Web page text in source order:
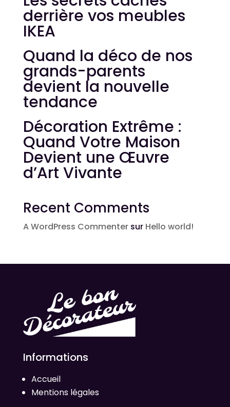
derrière vos meubles
IKEA
Quand la déco de nos
grands-parents
devient la nouvelle
tendance
Décoration Extrême :
Quand Votre Maison
Devient une Œuvre
d’Art Vivante
Recent Comments
A WordPress Commentersur Hello world!
Informations
Accueil
Mentions légales